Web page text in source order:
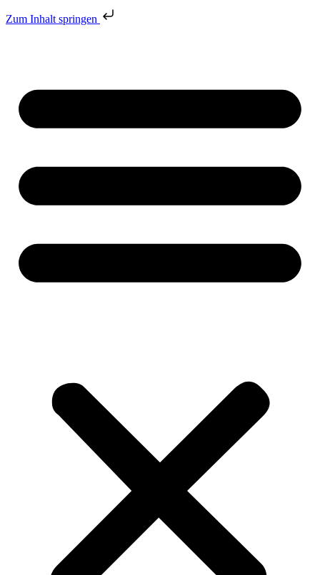
Zum Inhalt springen